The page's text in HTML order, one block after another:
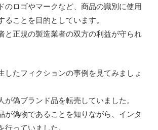
のロゴやマークなど、商品の識別に使用
ることを目的としています。
と正規の製造業者の双方の利益が守られ
したフィクションの事例を見てみましょ
が偽ブランド品を転売していました。
が偽物であることを知りながら、インタ
っていました。